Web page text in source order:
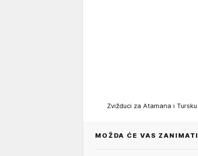
Zvižduci za Atamana i Tursku
MOŽDA ĆE VAS ZANIMATI